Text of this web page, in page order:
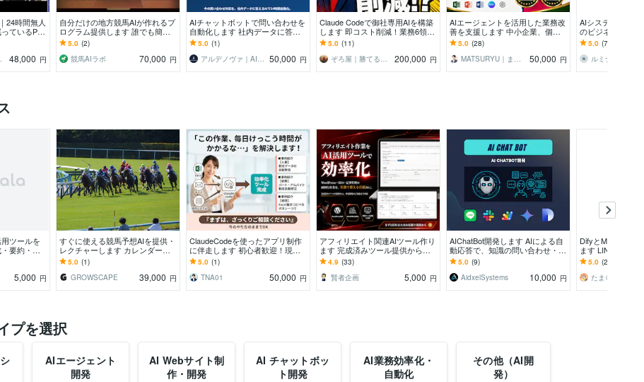
24時間無人
ているP
て案内す
クシア
48,000 円
自分だけの地方競馬AIが作れるプ
ログラム提供します 誰でも簡単
に勝率予測できる！データ追加で
最高精度を目指そう！
5.0 (2)
競馬AIラボ
70,000 円
AIチャットボットで問い合わせを
自動化します 社内データに答え
るAI窓口を、後付けで導入できま
す
5.0 (1)
アルデノヴァ｜AI・システム開発 50,000 円
Claude Codeで御社専用AIを構築
します 即コスト削減！業務6領域
のAIを御社用にカスタマイズして
納品
5.0 (11)
ぞろ屋｜勝てるホームページ作成会社
200,000 円
AIエージェントを活用した業務改
善を支援します 中小企業、個人
事業主の業務自動化をサポートい
たします
5.0 (28)
MATSURYU｜まつりゅう
50,000 円
AIシステム構築
のビジネスに最
ムを構築します！
5.0 (7)
ルミナス
ツールを
要約・分
ア対応
5,000 円
すぐに使える競馬予想AIを提供・
レクチャーします カレンダーか
らレースを選択して簡単予測！
5.0 (1)
GROWSCAPE
39,000 円
ClaudeCodeを使ったアプリ制作
に伴走します 初心者歓迎！現役
エンジニアでAIのプロが導入サポ
ートします
5.0 (1)
TNA01
50,000 円
アフィリエイト関連AIツール作り
ます 完成済みツール提供から専
用開発まで現場目線で柔軟に対応
4.9 (33)
賢者企画
5,000 円
AIChatBot開発します AIによる自
動応答で、知識の問い合わせ・作
業を効率化
5.0 (9)
AidxelSystems
10,000 円
DifyとMakeや
ます LINEbotでAI
必見！
5.0 (24)
プを選択
AIエージェント
開発
AI Webサイト制
作・開発
AI チャットボッ
ト開発
AI業務効率化・
自動化
その他（AI開
発）